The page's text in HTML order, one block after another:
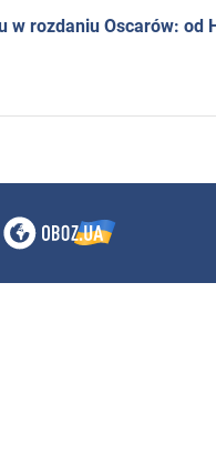
w rozdaniu Oscarów: od